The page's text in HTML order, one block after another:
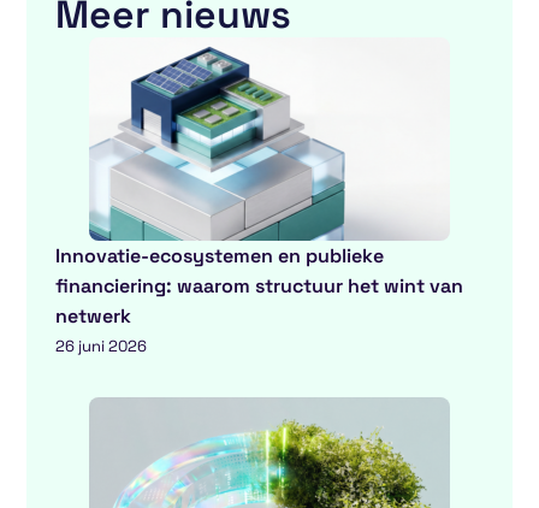
Meer nieuws
Innovatie-ecosystemen en publieke
financiering: waarom structuur het wint van
netwerk
26 juni 2026